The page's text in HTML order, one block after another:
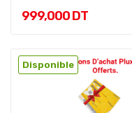
999,000 DT
Disponible